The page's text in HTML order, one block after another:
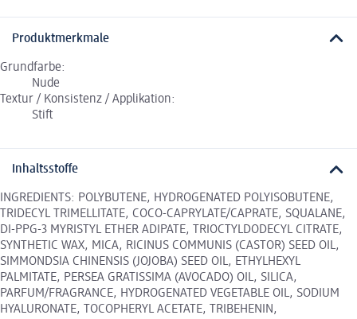
Produktmerkmale
Grundfarbe:
Nude
Textur / Konsistenz / Applikation:
Stift
Inhaltsstoffe
INGREDIENTS: POLYBUTENE, HYDROGENATED POLYISOBUTENE,
TRIDECYL TRIMELLITATE, COCO-CAPRYLATE/CAPRATE, SQUALANE,
DI-PPG-3 MYRISTYL ETHER ADIPATE, TRIOCTYLDODECYL CITRATE,
SYNTHETIC WAX, MICA, RICINUS COMMUNIS (CASTOR) SEED OIL,
SIMMONDSIA CHINENSIS (JOJOBA) SEED OIL, ETHYLHEXYL
PALMITATE, PERSEA GRATISSIMA (AVOCADO) OIL, SILICA,
PARFUM/FRAGRANCE, HYDROGENATED VEGETABLE OIL, SODIUM
HYALURONATE, TOCOPHERYL ACETATE, TRIBEHENIN,